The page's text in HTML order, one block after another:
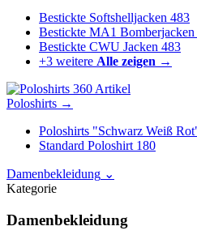
Bestickte Softshelljacken 483
Bestickte MA1 Bomberjacken
Bestickte CWU Jacken 483
+3 weitere Alle zeigen →
360 Artikel
Poloshirts →
Poloshirts "Schwarz Weiß
Standard Poloshirt 180
Damenbekleidung ⌄
Kategorie
Damenbekleidung